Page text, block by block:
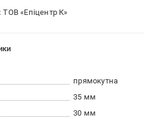
ТОВ «Епіцентр К»
прямокутна
35 мм
30 мм